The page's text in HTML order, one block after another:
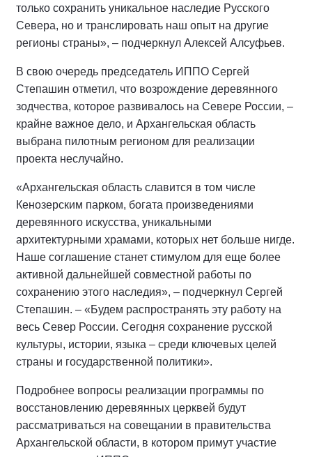
только сохранить уникальное наследие Русского
Севера, но и транслировать наш опыт на другие
регионы страны», – подчеркнул Алексей Алсуфьев.
В свою очередь председатель ИППО Сергей
Степашин отметил, что возрождение деревянного
зодчества, которое развивалось на Севере России, –
крайне важное дело, и Архангельская область
выбрана пилотным регионом для реализации
проекта неслучайно.
«Архангельская область славится в том числе
Кенозерским парком, богата произведениями
деревянного искусства, уникальными
архитектурными храмами, которых нет больше нигде.
Наше соглашение станет стимулом для еще более
активной дальнейшей совместной работы по
сохранению этого наследия», – подчеркнул Сергей
Степашин. – «Будем распространять эту работу на
весь Север России. Сегодня сохранение русской
культуры, истории, языка – среди ключевых целей
страны и государственной политики».
Подробнее вопросы реализации программы по
восстановлению деревянных церквей будут
рассматриваться на совещании в правительства
Архангельской области, в котором примут участие